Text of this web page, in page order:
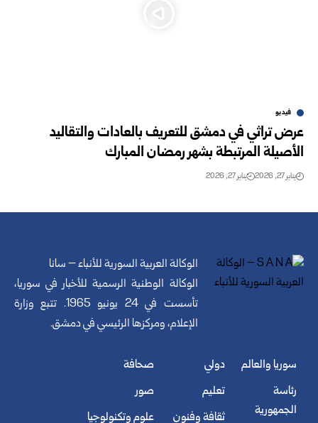
فيديو
عرض تراثي في دمشق للتعريف بالعادات والتقاليد
الأصيلة المرتبطة بشهر رمضان المبارك
يناير 27, 2026 يناير 27, 2026
الوكالة العربية السورية للأنباء – سانا
الوكالة الوطنية الرسمية للأخبار في سوريا،
تأسست في 24 يونيو 1965. تتبع وزارة
الإعلام، ومركزها الرئيسي في دمشق.
سوريا والعالم
رئاسة
الجمهورية
دولي
تعليم
ثقافة وفنون
صحافة
صور
علوم وتكنولوجيا